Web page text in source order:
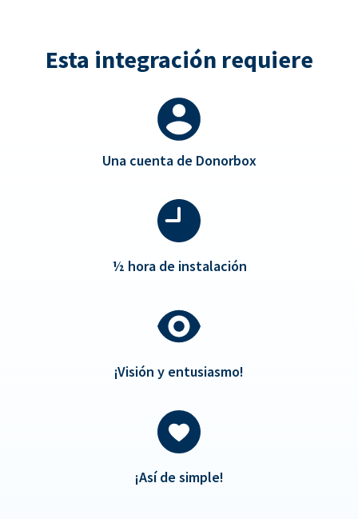
Esta integración requiere
Una cuenta de Donorbox
½ hora de instalación
¡Visión y entusiasmo!
¡Así de simple!